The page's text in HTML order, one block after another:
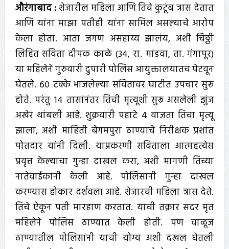
औरंगाबाद :शेजारील महिला आणि तिचे कुटूंब त्रास देतात
आणि यांना माझा पतीही यांना सामिल असल्याचे आरोप
केला होता. आता जगणं असहाय्य झालंय, अशी चिठ्ठी
लिहित सविता दीपक काळे (३४, रा. मांडवा, ता. गंगापूर)
या महिलेने गुरुवारी दुपारी पोलिस आयुक्तालयातच पेटवून
घेतले. ६० टक्के भाजलेल्या सवितावर घाटीत उपचार सुरू
होते. परंतु १४ तासांनंतर तिची मृत्यूशी सुरू असलेली झुंज
अखेर थांबली आहे. शुक्रवारी पहाटे ४ वाजता तिचा मृत्यू
झाला, अशी माहिती बेगमपुरा ठाण्याचे निरीक्षक प्रशांत
पोतदार यांनी दिली. याप्रकरणी सविताला आत्महत्येस
प्रवृत्त केल्याचा गुन्हा दाखल करा, अशी मागणी तिच्या
नातेवाईकांनी केली आहे. पोलिसांनी गुन्हा दाखल
करण्यास होकार दर्शवला आहे. शेजारची महिला त्रास देते.
तिचे ऐकून पती मारहाण करतात. याची तक्रार सदर मृत
महिलेने पोलिस ठाण्यात केली होती. पण वाळूज
ठाण्यातील पोलिसांनी याची योग्य अशी दखल घेतली